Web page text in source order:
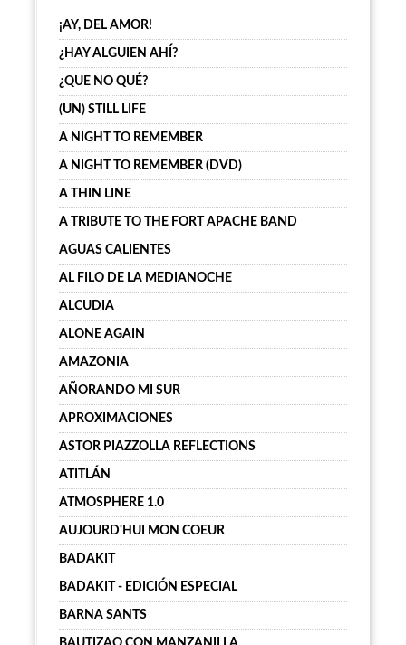
¡AY, DEL AMOR!
¿HAY ALGUIEN AHÍ?
¿QUE NO QUÉ?
(UN) STILL LIFE
A NIGHT TO REMEMBER
A NIGHT TO REMEMBER (DVD)
A THIN LINE
A TRIBUTE TO THE FORT APACHE BAND
AGUAS CALIENTES
AL FILO DE LA MEDIANOCHE
ALCUDIA
ALONE AGAIN
AMAZONIA
AÑORANDO MI SUR
APROXIMACIONES
ASTOR PIAZZOLLA REFLECTIONS
ATITLÁN
ATMOSPHERE 1.0
AUJOURD'HUI MON COEUR
BADAKIT
BADAKIT - EDICIÓN ESPECIAL
BARNA SANTS